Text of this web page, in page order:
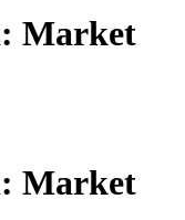
Market
Market